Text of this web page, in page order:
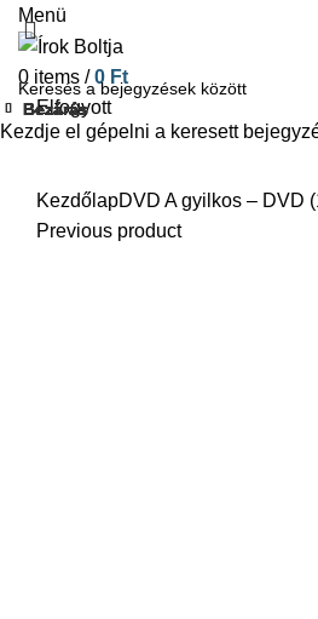
Menü
0 items / 0 Ft
Elfogyott
KezdőlapDVD A gyilkos – DVD
Previous product
Bezárás
Bezárás
Bezárás
Bezárás
Bezárás
Bezárás
Bezárás
Bezárás
Kezdje el gépelni a keresett